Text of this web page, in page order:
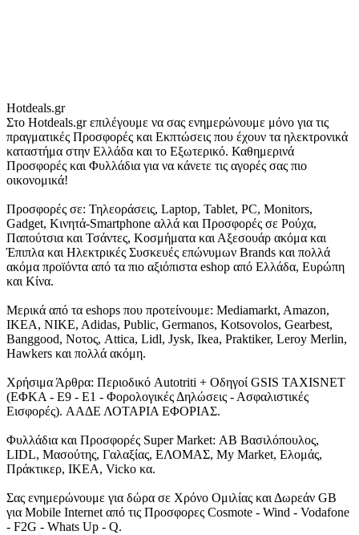
Hotdeals.gr
Στο Hotdeals.gr επιλέγουμε να σας ενημερώνουμε μόνο για τις
πραγματικές Προσφορές και Εκπτώσεις που έχουν τα ηλεκτρονικά
καταστήμα στην Ελλάδα και το Εξωτερικό. Καθημερινά
Προσφορές και Φυλλάδια για να κάνετε τις αγορές σας πιο
οικονομικά!
Προσφορές σε: Τηλεοράσεις, Laptop, Tablet, PC, Monitors,
Gadget, Κινητά-Smartphone αλλά και Προσφορές σε Ρούχα,
Παπούτσια και Τσάντες, Κοσμήματα και Αξεσουάρ ακόμα και
Έπιπλα και Ηλεκτρικές Συσκευές επώνυμων Brands και πολλά
ακόμα προϊόντα από τα πιο αξιόπιστα eshop από Ελλάδα, Ευρώπη
και Κίνα.
Μερικά από τα eshops που προτείνουμε: Mediamarkt, Amazon,
IKEA, NIKE, Adidas, Public, Germanos, Kotsovolos, Gearbest,
Banggood, Νοτος, Attica, Lidl, Jysk, Ikea, Praktiker, Leroy Merlin,
Hawkers και πολλά ακόμη.
Χρήσιμα Άρθρα: Περιοδικό Autotriti + Οδηγοί GSIS TAXISNET
(ΕΦΚΑ - Ε9 - Ε1 - Φορολογικές Δηλώσεις - Ασφαλιστικές
Εισφορές). ΑΑΔΕ ΛΟΤΑΡΙΑ ΕΦΟΡΙΑΣ.
Φυλλάδια και Προσφορές Super Market: ΑΒ Βασιλόπουλος,
LIDL, Μασούτης, Γαλαξίας, ΕΛΟΜΑΣ, My Market, Ελομάς,
Πράκτικερ, ΙΚΕΑ, Vicko κα.
Σας ενημερώνουμε για δώρα σε Χρόνο Ομιλίας και Δωρεάν GB
για Mobile Internet από τις Προσφορες Cosmote - Wind - Vodafone
- F2G - Whats Up - Q.